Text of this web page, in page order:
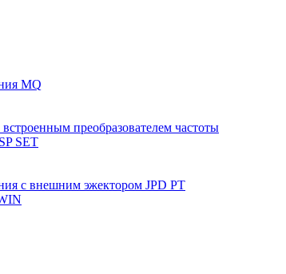
MQ
преобразователем частоты
SET
с внешним эжектором JPD PT